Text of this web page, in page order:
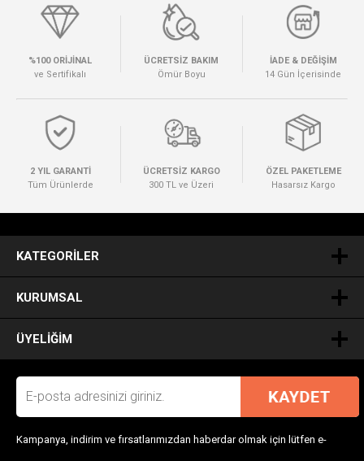
%100 ORİJİNAL
ve Sertifikalı
ÜCRETSİZ BAKIM
Ömür Boyu
İADE & DEĞİŞİM
14 Gün İçerisinde
2 YIL GARANTİ
Tüm Ürünlerde
ÜCRETSİZ KARGO
300 TL ve Üzeri
ÖZEL PAKETLEME
Hasarsız Kargo
KATEGORILER
KURUMSAL
ÜYELIĞIM
Kampanya, indirim ve fırsatlarımızdan haberdar olmak için lütfen e-